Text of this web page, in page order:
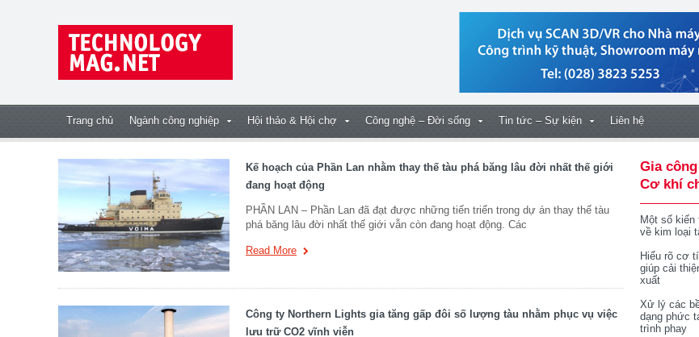
Trang chủ Ngành công nghiệp Hội thảo & Hội chợ Công nghệ – Đời sống Tin tức – Sự kiện Liên hệ
Kế hoạch của Phần Lan nhằm thay thế tàu phá băng lâu đời nhất thế giới
đang hoạt động
PHẦN LAN – Phần Lan đã đạt được những tiến triển trong dự án thay thế tàu
phá băng lâu đời nhất thế giới vẫn còn đang hoạt động. Các
Read More
Công ty Northern Lights gia tăng gấp đôi số lượng tàu nhằm phục vụ việc
lưu trữ CO2 vĩnh viễn
Gia
Cơ khí
Một số
về kim loại
Hiểu rõ cơ
giúp cải
xuất
Xử lý các
dạng phức
trình phay